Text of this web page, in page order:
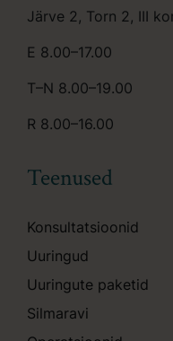
Järve 2, Torn 2, III
E 8.00–17.00
T–N 8.00–19.00
R 8.00–16.00
Teenused
Konsultatsioonid
Uuringud
Uuringute paketid
Silmaravi